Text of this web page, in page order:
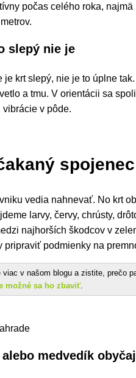
počas celého roka,
slepý nie je
je krt slepý, nie je to úplne
a tmu. V orientácii sa
v pôde.
spojenec
vedia nahnevať. No krt
larvy, červy, chrústy,
najhorších škodcov v
pripraviť podmienky na
viac v našom blogu a zistite, prečo
možné sa ho zbaviť.
medvedík